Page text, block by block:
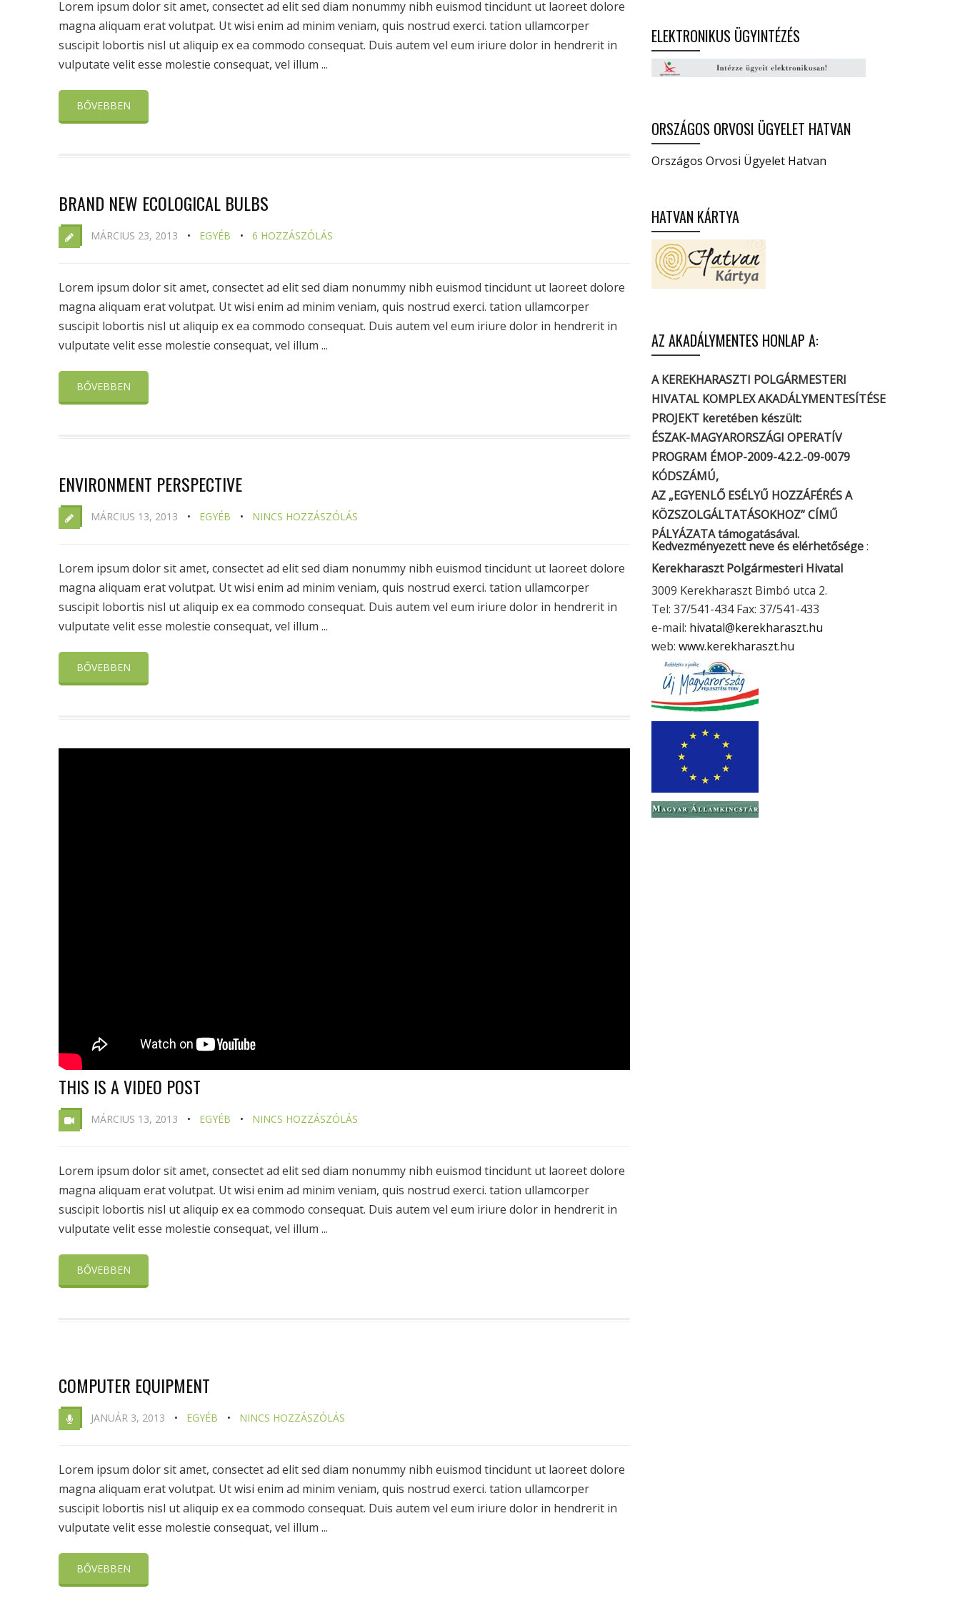
Lorem ipsum dolor sit amet, consectet ad elit sed diam nonummy nibh euismod tincidunt ut laoreet dolore
magna aliquam erat volutpat. Ut wisi enim ad minim veniam, quis nostrud exerci. tation ullamcorper
suscipit lobortis nisl ut aliquip ex ea commodo consequat. Duis autem vel eum iriure dolor in hendrerit in
vulputate velit esse molestie consequat, vel illum ...
BŐVEBBEN
BRAND NEW ECOLOGICAL BULBS
MÁRCIUS 23, 2013 EGYÉB 6 HOZZÁSZÓLÁS
Lorem ipsum dolor sit amet, consectet ad elit sed diam nonummy nibh euismod tincidunt ut laoreet dolore
magna aliquam erat volutpat. Ut wisi enim ad minim veniam, quis nostrud exerci. tation ullamcorper
suscipit lobortis nisl ut aliquip ex ea commodo consequat. Duis autem vel eum iriure dolor in hendrerit in
vulputate velit esse molestie consequat, vel illum ...
BŐVEBBEN
ENVIRONMENT PERSPECTIVE
MÁRCIUS 13, 2013 EGYÉB NINCS HOZZÁSZÓLÁS
Lorem ipsum dolor sit amet, consectet ad elit sed diam nonummy nibh euismod tincidunt ut laoreet dolore
magna aliquam erat volutpat. Ut wisi enim ad minim veniam, quis nostrud exerci. tation ullamcorper
suscipit lobortis nisl ut aliquip ex ea commodo consequat. Duis autem vel eum iriure dolor in hendrerit in
vulputate velit esse molestie consequat, vel illum ...
BŐVEBBEN
THIS IS A VIDEO POST
MÁRCIUS 13, 2013 EGYÉB NINCS HOZZÁSZÓLÁS
Lorem ipsum dolor sit amet, consectet ad elit sed diam nonummy nibh euismod tincidunt ut laoreet dolore
magna aliquam erat volutpat. Ut wisi enim ad minim veniam, quis nostrud exerci. tation ullamcorper
suscipit lobortis nisl ut aliquip ex ea commodo consequat. Duis autem vel eum iriure dolor in hendrerit in
vulputate velit esse molestie consequat, vel illum ...
BŐVEBBEN
COMPUTER EQUIPMENT
JANUÁR 3, 2013 EGYÉB NINCS HOZZÁSZÓLÁS
Lorem ipsum dolor sit amet, consectet ad elit sed diam nonummy nibh euismod tincidunt ut laoreet dolore
magna aliquam erat volutpat. Ut wisi enim ad minim veniam, quis nostrud exerci. tation ullamcorper
suscipit lobortis nisl ut aliquip ex ea commodo consequat. Duis autem vel eum iriure dolor in hendrerit in
vulputate velit esse molestie consequat, vel illum ...
BŐVEBBEN
ELEKTRONIKUS ÜGYINTÉZÉS
ORSZÁGOS ORVOSI ÜGYELET HATVAN
Országos Orvosi Ügyelet Hatvan
HATVAN KÁRTYA
AZ AKADÁLYMENTES HONLAP A:
A KEREKHARASZTI POLGÁRMESTERI
HIVATAL KOMPLEX AKADÁLYMENTESÍTÉSE
PROJEKT keretében készült:
ÉSZAK-MAGYARORSZÁGI OPERATÍV
PROGRAM ÉMOP-2009-4.2.2.-09-0079
KÓDSZÁMÚ,
AZ „EGYENLŐ ESÉLYŰ HOZZÁFÉRÉS A
KÖZSZOLGÁLTATÁSOKHOZ” CÍMŰ
PÁLYÁZATA támogatásával.
Kedvezményezett neve és elérhetősége:
Kerekharaszt Polgármesteri Hivatal
3009 Kerekharaszt Bimbó utca 2.
Tel: 37/541-434 Fax: 37/541-433
e-mail: hivatal@kerekharaszt.hu
web: www.kerekharaszt.hu